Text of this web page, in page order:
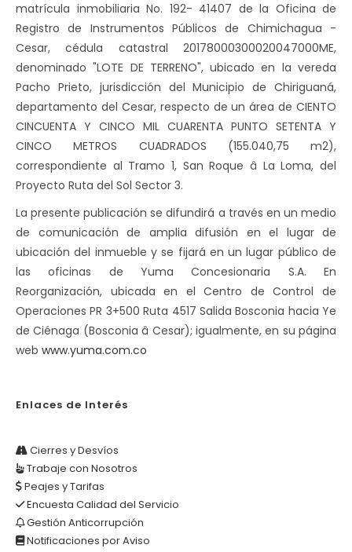
matrícula inmobiliaria No. 192- 41407 de la Oficina de
Registro de Instrumentos Públicos de Chimichagua -
Cesar, cédula catastral 20178000300020047000ME,
denominado "LOTE DE TERRENO", ubicado en la vereda
Pacho Prieto, jurisdicción del Municipio de Chiriguaná,
departamento del Cesar, respecto de un área de CIENTO
CINCUENTA Y CINCO MIL CUARENTA PUNTO SETENTA Y
CINCO METROS CUADRADOS (155.040,75 m2),
correspondiente al Tramo 1, San Roque â La Loma, del
Proyecto Ruta del Sol Sector 3.
La presente publicación se difundirá a través en un medio
de comunicación de amplia difusión en el lugar de
ubicación del inmueble y se fijará en un lugar público de
las oficinas de Yuma Concesionaria S.A. En
Reorganización, ubicada en el Centro de Control de
Operaciones PR 3+500 Ruta 4517 Salida Bosconia hacia Ye
de Ciénaga (Bosconia â Cesar); igualmente, en su página
web www.yuma.com.co
Enlaces de Interés
Cierres y Desvíos
Trabaje con Nosotros
Peajes y Tarifas
Encuesta Calidad del Servicio
Gestión Anticorrupción
Notificaciones por Aviso